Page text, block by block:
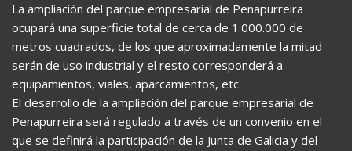
La ampliación del parque empresarial de Penapurreira
ocupará una superficie total de cerca de 1.000.000 de
metros cuadrados, de los que aproximadamente la mitad
serán de uso industrial y el resto corresponderá a
equipamientos, viales, aparcamientos, etc.
El desarrollo de la ampliación del parque empresarial de
Penapurreira será regulado a través de un convenio en el
que se definirá la participación de la Junta de Galicia y del